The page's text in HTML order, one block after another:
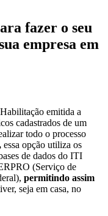
fazer o seu
empresa em
emitida a
cadastrados de um
todo o processo
essa opção utiliza os
de dados do ITI
(Serviço de
permitindo assim
seja em casa, no